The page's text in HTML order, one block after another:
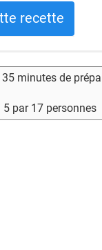
recette
minutes de
par 17 personnes